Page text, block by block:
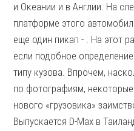
и Океании и в Англии. На
платформе этого
еще один пикап - . На этот
если подобное
типу кузова. Впрочем,
по фотографиям,
нового «грузовика»
Выпускается D-Max в